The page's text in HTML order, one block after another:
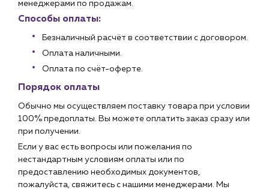
менеджерами по продажам.
Способы оплаты:
Безналичный расчёт в соответствии с договором.
Оплата наличными.
Оплата по счёт-оферте.
Порядок оплаты
Обычно мы осуществляем поставку товара при условии
100% предоплаты. Вы можете оплатить заказ сразу или
при получении.
Если у вас есть вопросы или пожелания по
нестандартным условиям оплаты или по
предоставлению необходимых документов,
пожалуйста, свяжитесь с нашими менеджерами. Мы